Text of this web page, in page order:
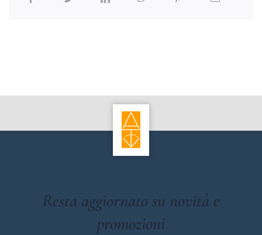
Resta aggiornato su novità e
promozioni